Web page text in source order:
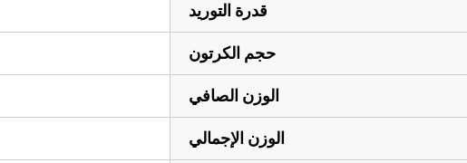
قدرة التوريد
حجم الكرتون
الوزن الصافي
الوزن الإجمالي